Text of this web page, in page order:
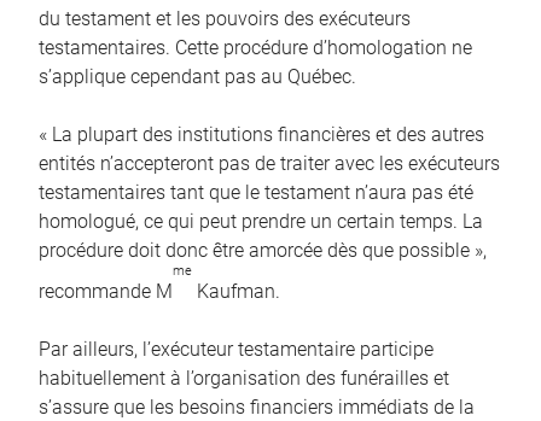
du testament et les pouvoirs des exécuteurs
testamentaires. Cette procédure d’homologation ne
s’applique cependant pas au Québec.
« La plupart des institutions financières et des autres
entités n’accepteront pas de traiter avec les exécuteurs
testamentaires tant que le testament n’aura pas été
homologué, ce qui peut prendre un certain temps. La
procédure doit donc être amorcée dès que possible »,
recommande M
me
Kaufman.
Par ailleurs, l’exécuteur testamentaire participe
habituellement à l’organisation des funérailles et
s’assure que les besoins financiers immédiats de la